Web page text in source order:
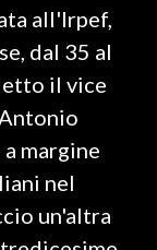
all'Irpef,
dal 35 al
il vice
margine
nel
un'altra